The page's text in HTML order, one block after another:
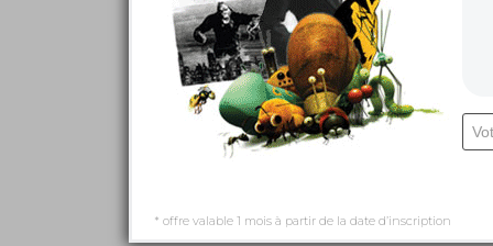
* offre valable 1 mois à partir de la date d’inscription